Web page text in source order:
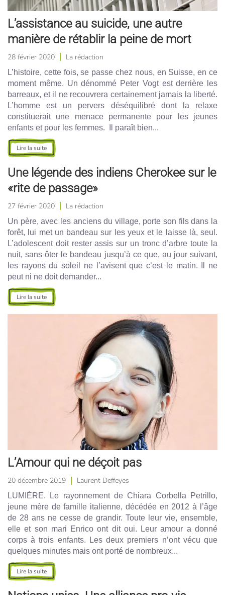
L’assistance au suicide, une autre
manière de rétablir la peine de mort
28 février 2020 La rédaction
L’histoire, cette fois, se passe chez nous, en Suisse, en ce
moment même. Un dénommé Peter Vogt est derrière les
barreaux, et il ne recouvrera certainement jamais la liberté.
L’homme est un pervers déséquilibré dont la relaxe
constituerait une menace permanente pour les jeunes
enfants et pour les femmes. Il paraît bien...
Lire la suite
Une légende des indiens Cherokee sur le
«rite de passage»
27 février 2020 La rédaction
Un père, avec les anciens du village, porte son fils dans la
forêt, lui met un bandeau sur les yeux et le laisse là, seul.
L’adolescent doit rester assis sur un tronc d’arbre toute la
nuit, sans ôter le bandeau jusqu’à ce que, au jour suivant,
les rayons du soleil ne l’avisent que c’est le matin. Il ne
peut ni ne doit demander...
Lire la suite
L’Amour qui ne déçoit pas
20 décembre 2019 Laurent Deffeyes
LUMIÈRE. Le rayonnement de Chiara Corbella Petrillo,
jeune mère de famille italienne, décédée en 2012 à l’âge
de 28 ans ne cesse de grandir. Toute leur vie, ensemble,
elle et son mari Enrico ont dit oui. Leur amour a donné
corps à trois enfants. Les deux premiers n’ont vécu que
quelques minutes mais ont porté de nombreux...
Lire la suite